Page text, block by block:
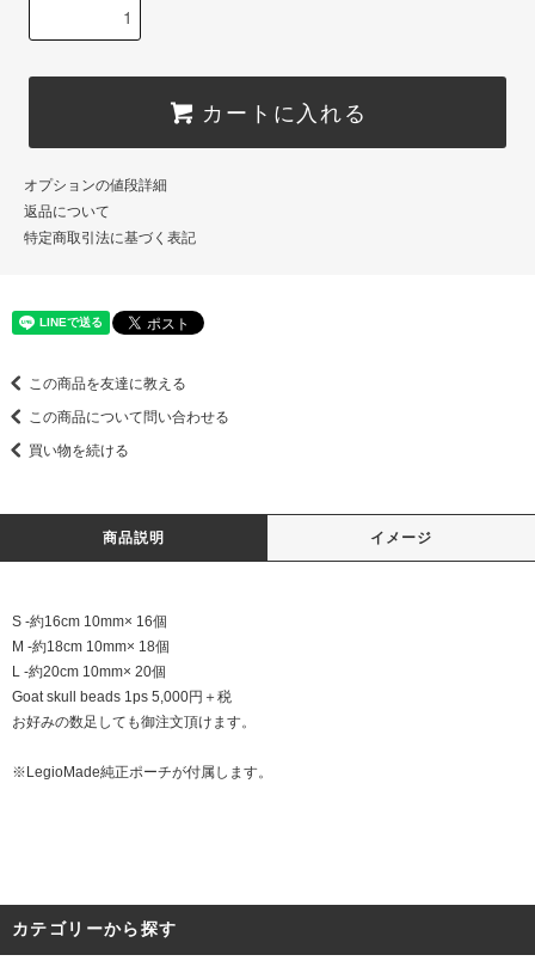
カートに入れる
オプションの値段詳細
返品について
特定商取引法に基づく表記
この商品を友達に教える
この商品について問い合わせる
買い物を続ける
商品説明 イメージ
S -約16cm 10mm× 16個
M -約18cm 10mm× 18個
L -約20cm 10mm× 20個
Goat skull beads 1ps 5,000円＋税
お好みの数足しても御注文頂けます。
※LegioMade純正ポーチが付属します。
カテゴリーから探す